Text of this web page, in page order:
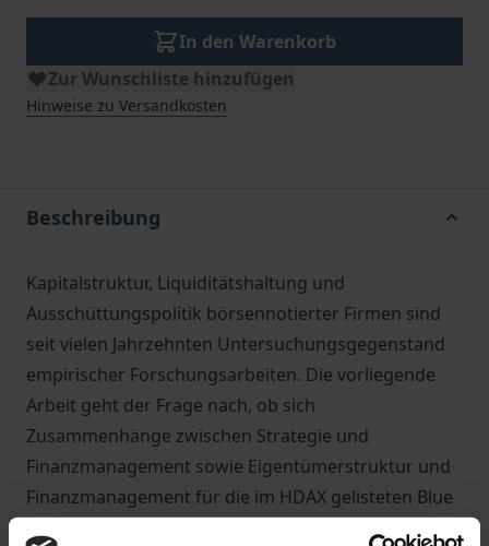
In den Warenkorb
Zur Wunschliste hinzufügen
Hinweise zu Versandkosten
Beschreibung
Kapitalstruktur, Liquiditätshaltung und
Ausschüttungspolitik börsennotierter Firmen sind
seit vielen Jahrzehnten Untersuchungsgegenstand
empirischer Forschungsarbeiten. Die vorliegende
Arbeit geht der Frage nach, ob sich
Zusammenhänge zwischen Strategie und
Finanzmanagement sowie Eigentümerstruktur und
Finanzmanagement für die im HDAX gelisteten Blue